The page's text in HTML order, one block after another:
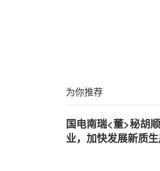
为你推荐
国电南瑞<董>秘胡
业，加快发展新质